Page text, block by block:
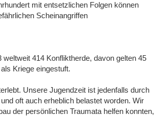
mit entsetzlichen Folgen können
Scheinangriffen
414 Konfliktherde, davon gelten 45
Kriege eingestuft.
Unsere Jugendzeit ist jedenfalls durch
oft auch erheblich belastet worden. Wir
der persönlichen Traumata helfen konnten,